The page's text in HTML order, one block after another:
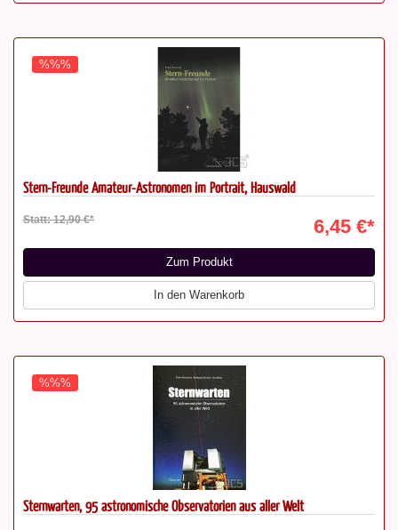
%%%
Stern-Freunde Amateur-Astronomen im Portrait, Hauswald
Statt: 12,90 €* 6,45 €*
Zum Produkt
In den Warenkorb
%%%
Sternwarten, 95 astronomische Observatorien aus aller Welt